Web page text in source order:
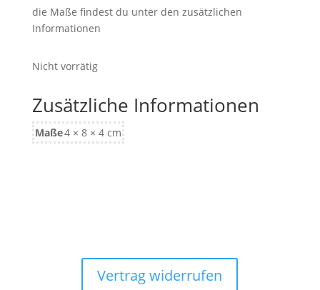
die Maße findest du unter den zusätzlichen
Informationen
Nicht vorrätig
Zusätzliche Informationen
Maße4 × 8 × 4 cm
Vertrag widerrufen